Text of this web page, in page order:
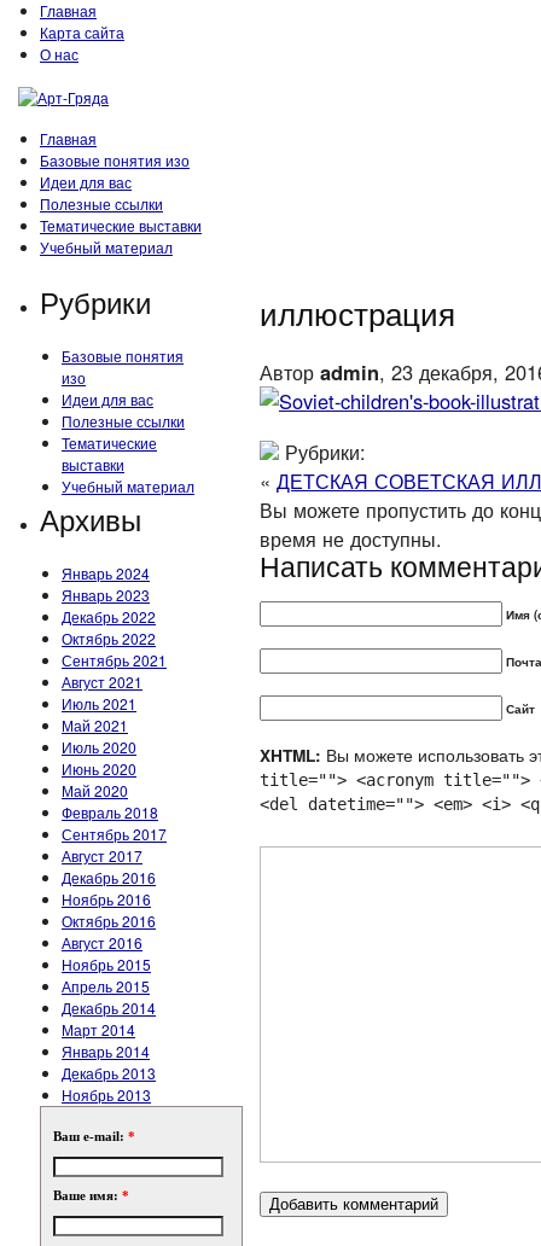
Главная
Карта сайта
О нас
Главная
Базовые понятия изо
Идеи для вас
Полезные ссылки
Тематические выставки
Учебный материал
Рубрики
Базовые понятия
изо
Идеи для вас
Полезные ссылки
Тематические
выставки
Учебный материал
Архивы
Январь 2024
Январь 2023
Декабрь 2022
Октябрь 2022
Сентябрь 2021
Август 2021
Июль 2021
Май 2021
Июль 2020
Июнь 2020
Май 2020
Февраль 2018
Сентябрь 2017
Август 2017
Декабрь 2016
Ноябрь 2016
Октябрь 2016
Август 2016
Ноябрь 2015
Апрель 2015
Декабрь 2014
Март 2014
Январь 2014
Декабрь 2013
Ноябрь 2013
Ваш e-mail: *
Ваше имя: *
иллюстрация
Автор admin, 23 декабря,
Рубрики:
« ДЕТСКАЯ СОВЕТСКАЯ
Вы можете пропустить до
время не доступны.
Написать
Имя
Сайт
XHTML: Вы можете использовать
title=""> <acronym title="">
<del datetime=""> <em> <i>